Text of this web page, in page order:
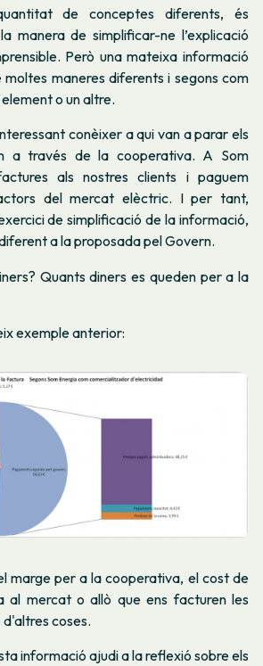
de conceptes diferents, és
manera de simplificar-ne l’explicació
Però una mateixa informació
maneres diferents i segons com
o un altre.
conèixer a qui van a parar els
a través de la cooperativa. A Som
als nostres clients i paguem
del mercat elèctric. I per tant,
de simplificació de la informació,
a la proposada pel Govern.
Quants diners es queden per a la
exemple anterior:
marge per a la cooperativa, el cost de
al mercat o allò que ens facturen les
coses.
informació ajudi a la reflexió sobre els